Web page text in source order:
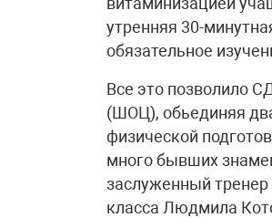
утренняя 30-
обязательное
Все это позволило
(ШОЦ), обьединяя
физической
много бывших
заслуженный
класса Людмила